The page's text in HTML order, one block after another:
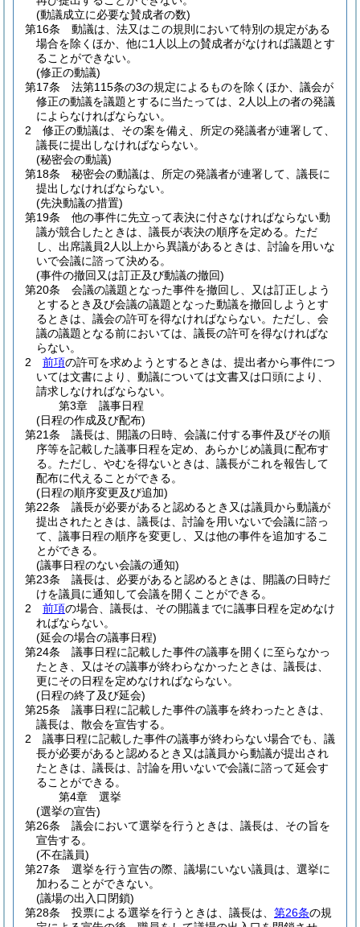
(動議成立に必要な賛成者の数)
第16条
動議は、法又はこの規則において特別の規定がある
場合を除くほか、他に1人以上の賛成者がなければ議題とす
ることができない。
(修正の動議)
第17条
法第115条の3の規定によるものを除くほか、議会が
修正の動議を議題とするに当たっては、2人以上の者の発議
によらなければならない。
2
修正の動議は、その案を備え、所定の発議者が連署して、
議長に提出しなければならない。
(秘密会の動議)
第18条
秘密会の動議は、所定の発議者が連署して、議長に
提出しなければならない。
(先決動議の措置)
第19条
他の事件に先立って表決に付さなければならない動
議が競合したときは、議長が表決の順序を定める。 ただ
し、出席議員2人以上から異議があるときは、討論を用いな
いで会議に諮って決める。
(事件の撤回又は訂正及び動議の撤回)
第20条
会議の議題となった事件を撤回し、又は訂正しよう
とするとき及び会議の議題となった動議を撤回しようとす
るときは、議会の許可を得なければならない。 ただし、会
議の議題となる前においては、議長の許可を得なければな
らない。
2
前項の許可を求めようとするときは、提出者から事件につ
いては文書により、動議については文書又は口頭により、
請求しなければならない。
第3章
議事日程
(日程の作成及び配布)
第21条
議長は、開議の日時、会議に付する事件及びその順
序等を記載した議事日程を定め、あらかじめ議員に配布す
る。 ただし、やむを得ないときは、議長がこれを報告して
配布に代えることができる。
(日程の順序変更及び追加)
第22条
議長が必要があると認めるとき又は議員から動議が
提出されたときは、議長は、討論を用いないで会議に諮っ
て、議事日程の順序を変更し、又は他の事件を追加するこ
とができる。
(議事日程のない会議の通知)
第23条
議長は、必要があると認めるときは、開議の日時だ
けを議員に通知して会議を開くことができる。
2
前項の場合、議長は、その開議までに議事日程を定めなけ
ればならない。
(延会の場合の議事日程)
第24条
議事日程に記載した事件の議事を開くに至らなかっ
たとき、又はその議事が終わらなかったときは、議長は、
更にその日程を定めなければならない。
(日程の終了及び延会)
第25条
議事日程に記載した事件の議事を終わったときは、
議長は、散会を宣告する。
2
議事日程に記載した事件の議事が終わらない場合でも、議
長が必要があると認めるとき又は議員から動議が提出され
たときは、議長は、討論を用いないで会議に諮って延会す
ることができる。
第4章
選挙
(選挙の宣告)
第26条
議会において選挙を行うときは、議長は、その旨を
宣告する。
(不在議員)
第27条
選挙を行う宣告の際、議場にいない議員は、選挙に
加わることができない。
(議場の出入口閉鎖)
第28条
投票による選挙を行うときは、議長は、 第26条の規